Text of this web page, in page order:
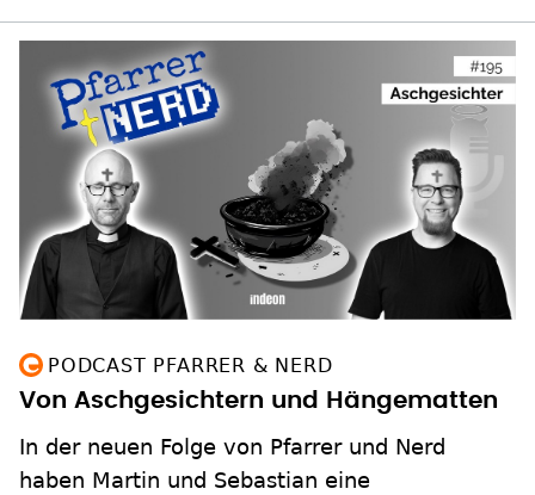
PODCAST PFARRER & NERD
Von Aschgesichtern und Hängematten
In der neuen Folge von Pfarrer und Nerd
haben Martin und Sebastian eine